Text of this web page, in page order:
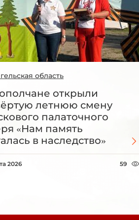
область
открыли
летнюю смену
палаточного
«Нам память
в наследство»
2026 59